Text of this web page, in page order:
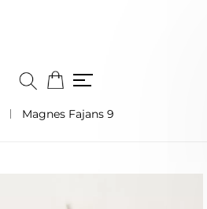
Magnes Fajans 9